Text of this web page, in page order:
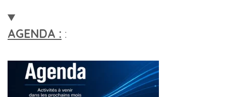
AGENDA : :